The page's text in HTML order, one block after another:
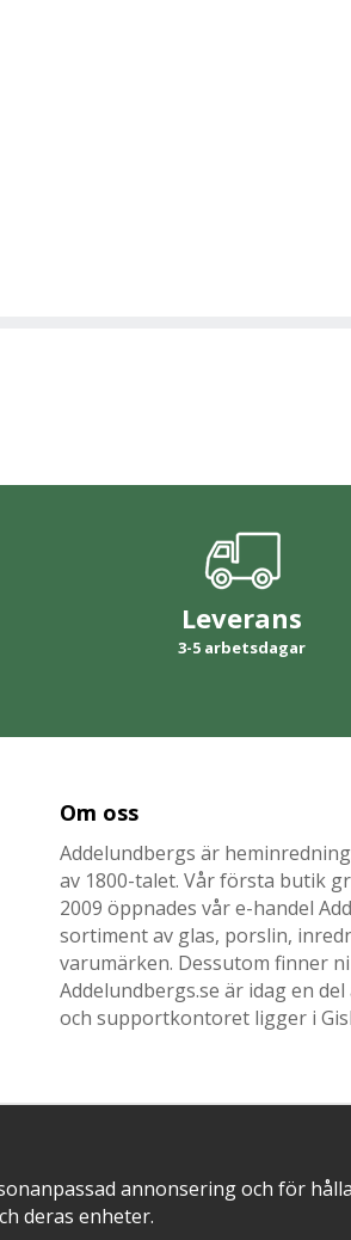
Leverans
3-5 arbetsdagar
Om oss
Addelundbergs är
av 1800-talet. Vår första butik
2009 öppnades vår e-handel
sortiment av glas, porslin,
varumärken. Dessutom finner
Addelundbergs.se är idag en
och supportkontoret ligger i
annonsering och för
deras enheter.